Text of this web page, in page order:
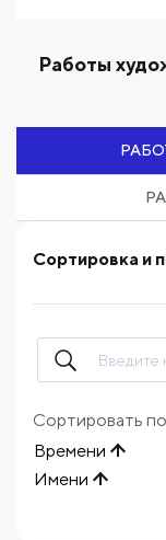
Работы
Сортировка и
Сортировать по
Времени
Имени